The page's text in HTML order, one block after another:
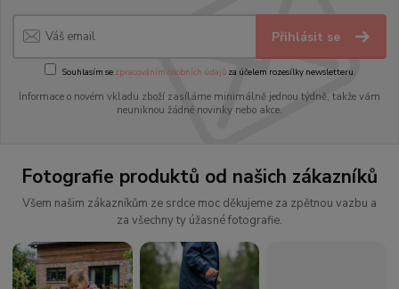
Přihlásit se
Souhlasím se zpracováním osobních údajůza účelem rozesílky newsletteru.
Informace o novém vkladu zboží zasíláme minimálně jednou týdně, takže vám
neuniknou žádné novinky nebo akce.
Fotografie produktů od našich zákazníků
Všem našim zákazníkům ze srdce moc děkujeme za zpětnou vazbu a
za všechny ty úžasné fotografie.